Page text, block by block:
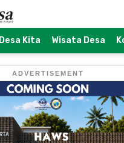
Desa Kita Wisata Desa
ADVERTISEMENT